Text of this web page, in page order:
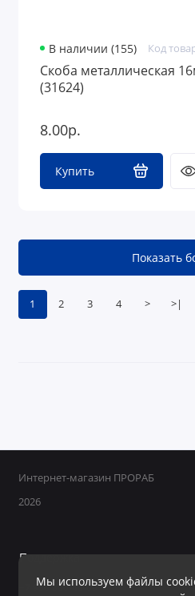
В наличии (155) Код
Скоба металлическая
(31624)
8.00р.
Купить
1 2 3 4 > >|
Показать
Мы используем файлы
Интернет-магазин ПРОРАБ
2026
Поддержка
+7 950 800-40-09